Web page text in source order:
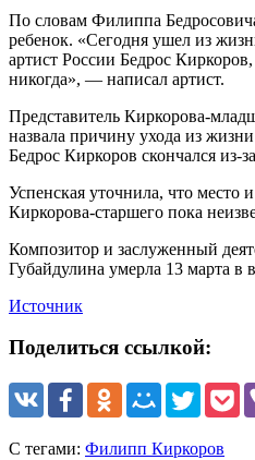
По словам Филиппа
ребенок. «Сегодня ушел из
артист России Бедрос
никогда», — написал артист.
Представитель Киркорова-
назвала причину ухода из
Бедрос Киркоров скончался из-
Успенская уточнила, что место
Киркорова-старшего пока
Композитор и заслуженный
Губайдулина умерла 13 марта в
Источник
Поделиться ссылкой:
С тегами: Филипп Киркоров